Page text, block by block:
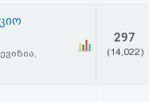
297
(14,022)